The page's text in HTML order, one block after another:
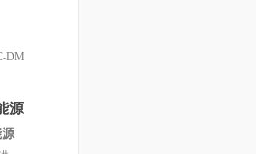
DM
源